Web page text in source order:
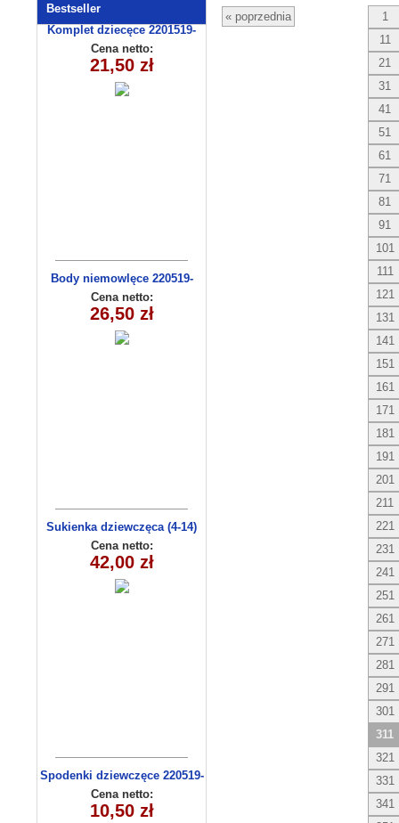
Bestseller
Komplet dziecęce 2201519-
14(68-86m) 4szt
Cena netto:
21,50 zł
Body niemowlęce 220519-
14(56-74) 3szt
Cena netto:
26,50 zł
Sukienka dziewczęca (4-14)
C3009
Cena netto:
42,00 zł
Spodenki dziewczęce 220519-
4 (13-16)
Cena netto:
10,50 zł
« poprzednia
1
11
21
31
41
51
61
71
81
91
101
111
121
131
141
151
161
171
181
191
201
211
221
231
241
251
261
271
281
291
301
311
321
331
341